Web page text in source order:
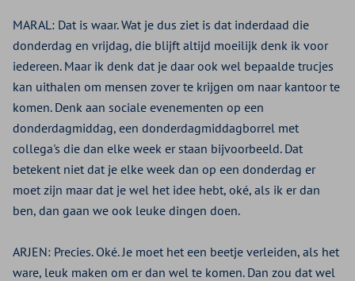
MARAL: Dat is waar. Wat je dus ziet is dat inderdaad die
donderdag en vrijdag, die blijft altijd moeilijk denk ik voor
iedereen. Maar ik denk dat je daar ook wel bepaalde trucjes
kan uithalen om mensen zover te krijgen om naar kantoor te
komen. Denk aan sociale evenementen op een
donderdagmiddag, een donderdagmiddagborrel met
collega's die dan elke week er staan bijvoorbeeld. Dat
betekent niet dat je elke week dan op een donderdag er
moet zijn maar dat je wel het idee hebt, oké, als ik er dan
ben, dan gaan we ook leuke dingen doen.
ARJEN: Precies. Oké. Je moet het een beetje verleiden, als het
ware, leuk maken om er dan wel te komen. Dan zou dat wel